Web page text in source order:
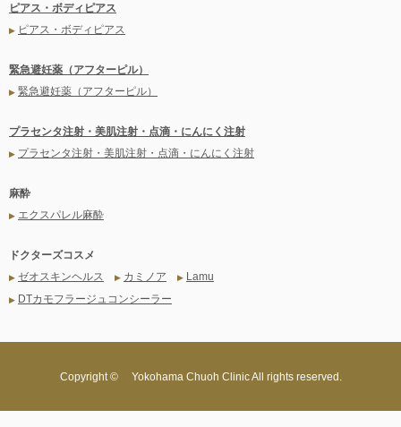
ピアス・ボディピアス
▶ ピアス・ボディピアス
緊急避妊薬（アフターピル）
▶ 緊急避妊薬（アフターピル）
プラセンタ注射・美肌注射・点滴・にんにく注射
▶ プラセンタ注射・美肌注射・点滴・にんにく注射
麻酔
▶ エクスパレル麻酔
ドクターズコスメ
▶ ゼオスキンヘルス ▶ カミノア ▶ Lamu
▶ DTカモフラージュコンシーラー
Copyright © Yokohama Chuoh Clinic All rights reserved.